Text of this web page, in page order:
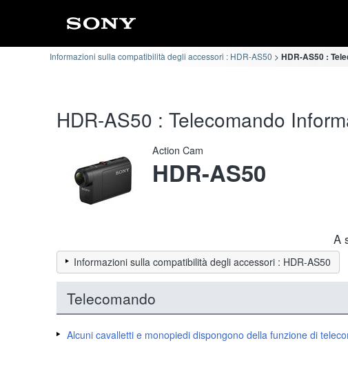
Informazioni sulla compatibilità degli accessori : HDR-AS50 HDR-AS50 :
HDR-AS50 : Telecomando
Action Cam
HDR-AS50
A
Informazioni sulla compatibilità degli accessori : HDR-AS50
Telecomando
Alcuni cavalletti e monopiedi dispongono della funzione di